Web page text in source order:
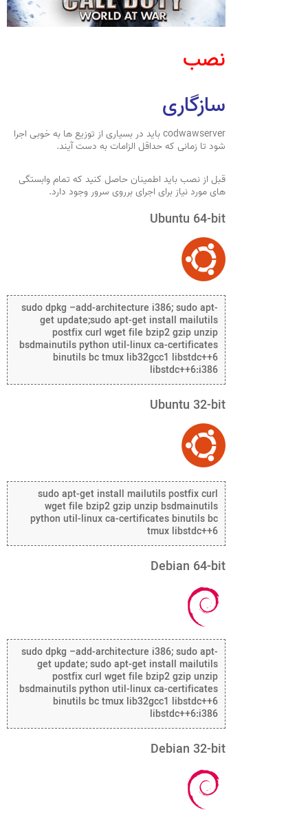
نصب
سازگاری
codwawserver باید در بسیاری از توزیع ها به خوبی اجرا
شود تا زمانی که حداقل الزامات به دست آیند.
قبل از نصب باید اطمینان حاصل کنید که تمام وابستگی
های مورد نیاز برای اجرای برروی سرور وجود دارد.
Ubuntu 64-bit
sudo dpkg –add-architecture i386; sudo apt-
get update;sudo apt-get install mailutils
postfix curl wget file bzip2 gzip unzip
bsdmainutils python util-linux ca-certificates
binutils bc tmux lib32gcc1 libstdc++6
libstdc++6:i386
Ubuntu 32-bit
sudo apt-get install mailutils postfix curl
wget file bzip2 gzip unzip bsdmainutils
python util-linux ca-certificates binutils bc
tmux libstdc++6
Debian 64-bit
sudo dpkg –add-architecture i386; sudo apt-
get update; sudo apt-get install mailutils
postfix curl wget file bzip2 gzip unzip
bsdmainutils python util-linux ca-certificates
binutils bc tmux lib32gcc1 libstdc++6
libstdc++6:i386
Debian 32-bit